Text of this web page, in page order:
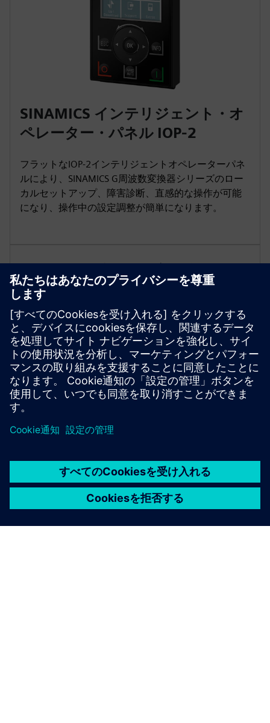
SINAMICS インテリジェント・オ
ペレーター・パネル IOP-2
フラットなIOP-2インテリジェントオペレーターパネ
ルにより、SINAMICS G周波数変換器シリーズのロー
カルセットアップ、障害診断、直感的な操作が可能
になり、操作中の設定調整が簡単になります。
SINAMICS ベーシック・オペレー
ター・パネル BOP-2
BOP-2ベーシックオペレーターパネルのメニューベー
スの操作と2行表示は、パラメーターとパラメーター
値を同時に表示して、SINAMICS G120コンバーターシ
リーズの現地での試運転を容易にします。